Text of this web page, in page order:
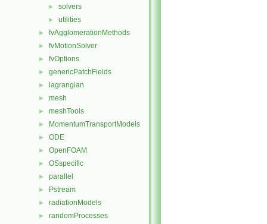
► solvers
► utilities
► fvAgglomerationMethods
► fvMotionSolver
► fvOptions
► genericPatchFields
► lagrangian
► mesh
► meshTools
► MomentumTransportModels
► ODE
► OpenFOAM
► OSspecific
► parallel
► Pstream
► radiationModels
► randomProcesses